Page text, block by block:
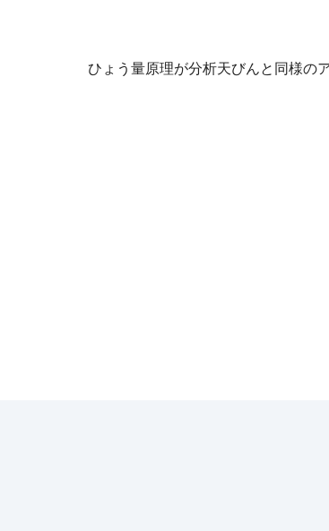
ひょう量原理が分析天びんと同様の